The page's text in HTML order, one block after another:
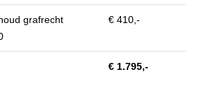
grafrecht
€ 410,-
€ 1.795,-